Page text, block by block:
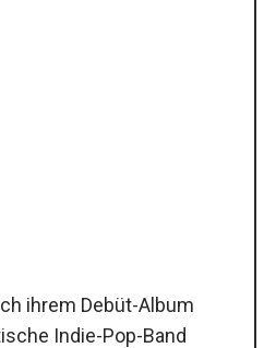
ihrem Debüt-Album
Indie-Pop-Band